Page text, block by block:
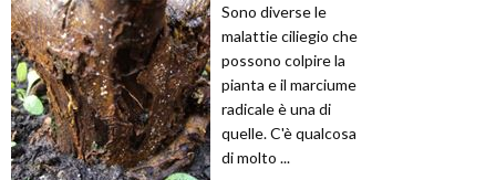
Sono diverse le
malattie ciliegio che
possono colpire la
pianta e il marciume
radicale è una di
quelle. C'è qualcosa
di molto ...